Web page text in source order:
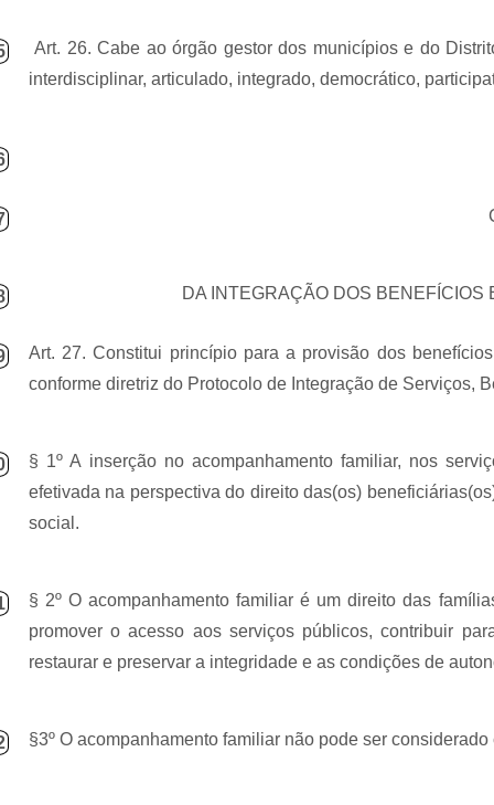
Art. 26. Cabe ao órgão gestor dos municípios e do
interdisciplinar, articulado, integrado, democrático,
DA INTEGRAÇÃO DOS
Art. 27. Constitui princípio para a provisão dos
conforme diretriz do Protocolo de Integração de Serviços,
§ 1º A inserção no acompanhamento familiar, nos
efetivada na perspectiva do direito das(os)
social.
§ 2º O acompanhamento familiar é um direito das
promover o acesso aos serviços públicos, contribuir
restaurar e preservar a integridade e as condições de
§3º O acompanhamento familiar não pode ser